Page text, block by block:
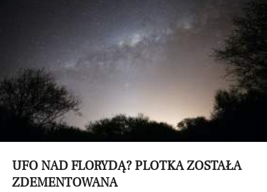
UFO NAD FLORYDĄ? PLOTKA ZOSTAŁA
ZDEMENTOWANA